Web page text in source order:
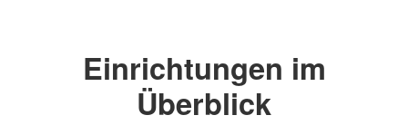
Einrichtungen im
Überblick